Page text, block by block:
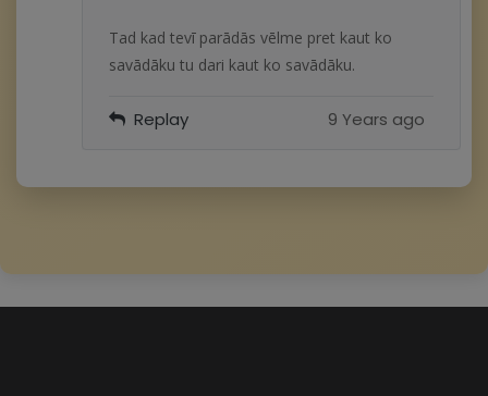
Tad kad tevī parādās vēlme pret kaut ko
savādāku tu dari kaut ko savādāku.
Replay 9 Years ago